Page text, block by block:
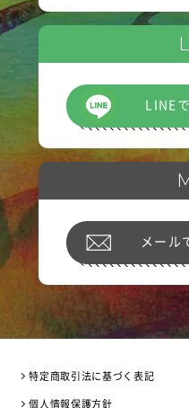
LINE
メール
特定商取引法に基づく表記
個人情報保護方針